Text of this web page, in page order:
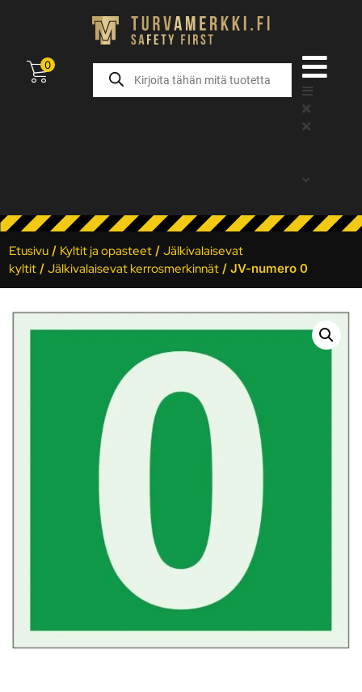
0
Etusivu / Kyltit ja opasteet /Jälkivalaisevat
kyltit /Jälkivalaisevat kerrosmerkinnät / JV-numero 0